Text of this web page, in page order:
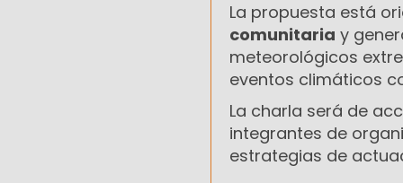
La propuesta está
comunitaria y
meteorológicos
eventos climáticos
La charla será de
integrantes de
estrategias de